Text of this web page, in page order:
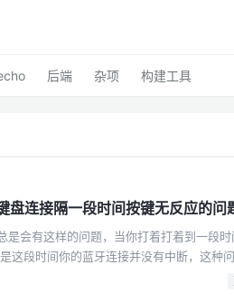
后端 杂项 构建工具
连接隔一段时间按键无反应的问
会有这样的问题，当你打着打着到一段
这段时间你的蓝牙连接并没有中断，这种
我的电脑——右键——管理——设备管理器